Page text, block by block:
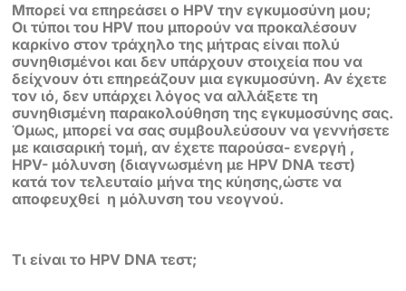
Μπορεί να επηρεάσει ο HPV την εγκυμοσύνη μου;
Οι τύποι του HPV που μπορούν να προκαλέσουν
καρκίνο στον τράχηλο της μήτρας είναι πολύ
συνηθισμένοι και δεν υπάρχουν στοιχεία που να
δείχνουν ότιεπηρεάζουν μια εγκυμοσύνη. Αν έχετε
τον ιό, δεν υπάρχει λόγος να αλλάξετε τη
συνηθισμένη παρακολούθηση της εγκυμοσύνης σας.
Όμως, μπορεί να σαςσυμβουλεύσουν να γεννήσετε
με καισαρική τομή, αν έχετε παρούσα- ενεργή ,
HPV- μόλυνση (διαγνωσμένη με HPV DNA τεστ)
κατά τον τελευταίο μήνα της κύησης,ώστε να
αποφευχθεί η μόλυνση του νεογνού.
Τι είναι το HPV DNA τεστ;